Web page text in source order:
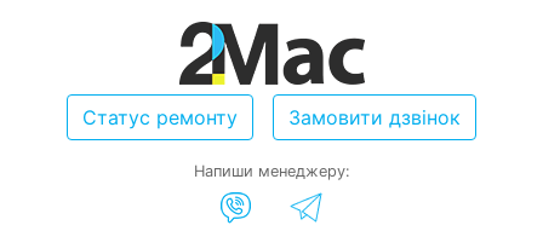
Статус ремонту Замовити дзвінок
Напиши менеджеру: